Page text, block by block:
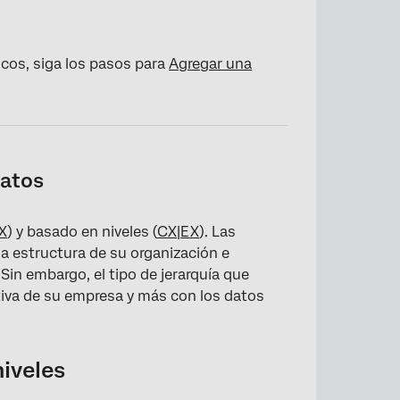
siga los pasos paraAgregar una
) y basado en niveles (CX|EX). Las
estructura de su organización e
embargo, el tipo de jerarquía que
de su empresa y más con los datos